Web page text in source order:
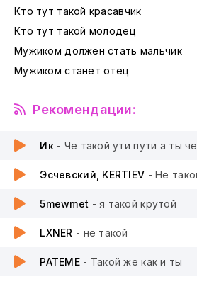
Кто тут такой красавчик
Кто тут такой молодец
Мужиком должен стать мальчик
Мужиком станет отец
Рекомендации:
Ик - Че такой ути пути а ты
Эсчевский, KERTIEV - Не
5mewmet - я такой крутой
LXNER - не такой
PATEME - Такой же как и ты